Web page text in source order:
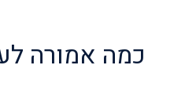
כמה אמורה